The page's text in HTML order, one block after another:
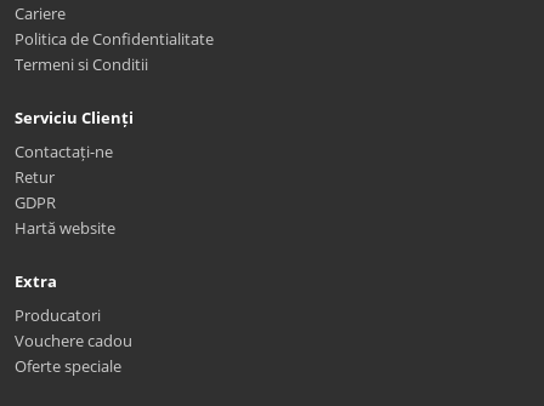
Cariere
Politica de Confidentialitate
Termeni si Conditii
Serviciu Clienți
Contactați-ne
Retur
GDPR
Hartă website
Extra
Producatori
Vouchere cadou
Oferte speciale